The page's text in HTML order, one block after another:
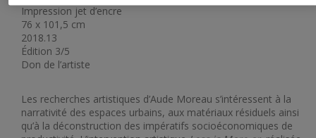
Impression jet d’encre
76 x 101,5 cm
2018.13
Édition 3/5
Don de l’artiste
Les recherches artistiques d’Aude Moreau s’intéressent à la
narrativité des espaces urbains, aux matériaux résiduels ainsi
qu’à la déconstruction des impératifs socioéconomiques de